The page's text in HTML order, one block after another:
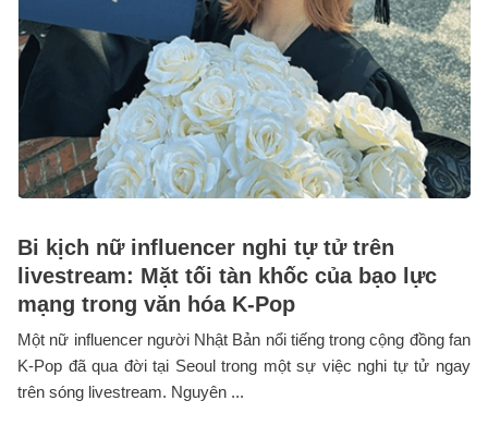
Bi kịch nữ influencer nghi tự tử trên
livestream: Mặt tối tàn khốc của bạo lực
mạng trong văn hóa K-Pop
Một nữ influencer người Nhật Bản nổi tiếng trong cộng đồng fan
K-Pop đã qua đời tại Seoul trong một sự việc nghi tự tử ngay
trên sóng livestream. Nguyên ...